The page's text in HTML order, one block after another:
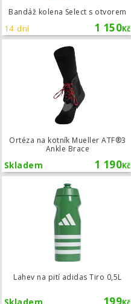
Bandáž kolena Select s otvorem
1 150Kč
14 dní
Ortéza na kotník Mueller ATF®3
Ankle Brace
1 190Kč
Skladem
Lahev na pití adidas Tiro 0,5L